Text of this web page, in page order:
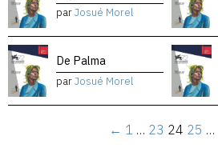
parJosué Morel
De Palma
parJosué Morel
← 1 … 23 24 25 …